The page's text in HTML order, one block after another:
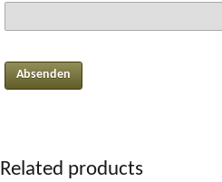
Related products